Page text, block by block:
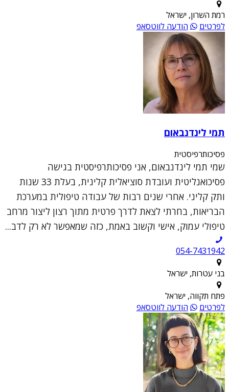
רמת השרון, ישראל
לפרטים
הודעה לווטסאפ
תמי לינדנבאום
פסיכותרפיסטית
שמי תמי לינדנבאום, אני פסיכותרפיסטית בגישה
פסיכואנליטית ועובדת סוציאלית קלינית, בעלת 33 שנות
ותק קליני. אחרי שנים רבות של עבודה טיפולית במערכת
הבריאות, בחרתי לצאת לדרך פרטית מתוך רצון ליצור מרחב
טיפולי עמוק, אישי וקשוב באמת, כזה שמאפשר לא רק לדב...
054-7431942
בני עטרות, ישראל
פתח תקווה, ישראל
לפרטים
הודעה לווטסאפ